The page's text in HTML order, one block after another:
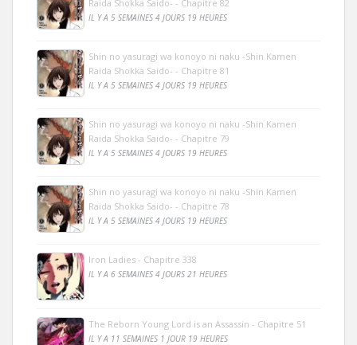
Raida Shokka Saido- - Chapitre 82
IL Y A 5 SEMAINES 4 JOURS 19 HEURES
Shin no yasuragi wa konoyo ni naku -Shin Kamen
Raida Shokka Saido- - Chapitre 81
IL Y A 5 SEMAINES 4 JOURS 19 HEURES
Shin no yasuragi wa konoyo ni naku -Shin Kamen
Raida Shokka Saido- - Chapitre 79
IL Y A 5 SEMAINES 4 JOURS 19 HEURES
Shin no yasuragi wa konoyo ni naku -Shin Kamen
Raida Shokka Saido- - Chapitre 78
IL Y A 5 SEMAINES 4 JOURS 19 HEURES
Iron Ladies - Chapitre 338
IL Y A 6 SEMAINES 4 JOURS 21 HEURES
The Reborn Young Lord is an Assassin - Chapitre 51
IL Y A 11 SEMAINES 1 JOUR 19 HEURES